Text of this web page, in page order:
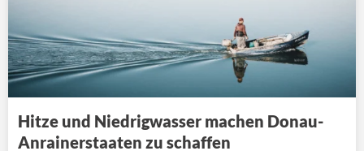
Hitze und Niedrigwasser machen Donau-
Anrainerstaaten zu schaffen